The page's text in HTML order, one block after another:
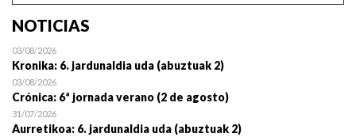
NOTICIAS
03/08/2026
Kronika: 6. jardunaldia uda (abuztuak 2)
03/08/2026
Crónica: 6ª jornada verano (2 de agosto)
31/07/2026
Aurretikoa: 6. jardunaldia uda (abuztuak 2)